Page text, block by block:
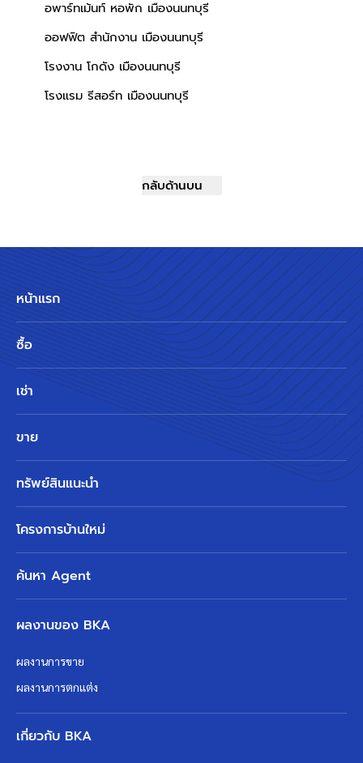
อพาร์ทเม้นท์ หอพัก เมืองนนทบุรี
ออฟฟิต สำนักงาน เมืองนนทบุรี
โรงงาน โกดัง เมืองนนทบุรี
โรงแรม รีสอร์ท เมืองนนทบุรี
กลับด้านบน
หน้าแรก
ซื้อ
เช่า
ขาย
ทรัพย์สินแนะนำ
โครงการบ้านใหม่
ค้นหา Agent
ผลงานของ BKA
ผลงานการขาย
ผลงานการตกแต่ง
เกี่ยวกับ BKA